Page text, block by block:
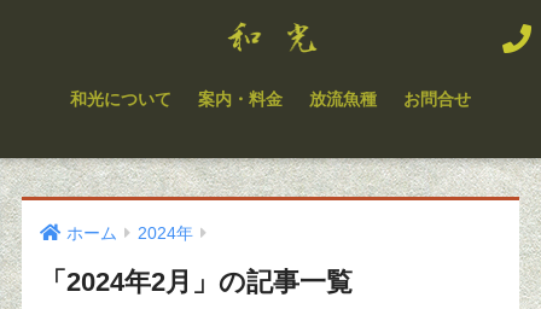
和光について 案内・料金 放流魚種 お問合せ
ホーム 2024年
「2024年2月」の記事一覧